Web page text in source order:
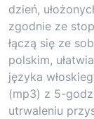
dzień,
zgodnie ze
łączą się ze
polskim,
języka
(mp3) z 5-
utrwaleniu